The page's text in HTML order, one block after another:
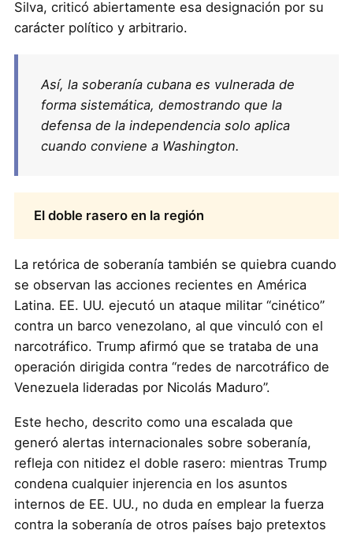
Silva, criticó abiertamente esa designación por su
carácter político y arbitrario.
Así, la soberanía cubana es vulnerada de
forma sistemática, demostrando que la
defensa de la independencia solo aplica
cuando conviene a Washington.
El doble rasero en la región
La retórica de soberanía también se quiebra cuando
se observan las acciones recientes en América
Latina. EE. UU. ejecutó un ataque militar “cinético”
contra un barco venezolano, al que vinculó con el
narcotráfico. Trump afirmó que se trataba de una
operación dirigida contra “redes de narcotráfico de
Venezuela lideradas por Nicolás Maduro”.
Este hecho, descrito como una escalada que
generó alertas internacionales sobre soberanía,
refleja con nitidez el doble rasero: mientras Trump
condena cualquier injerencia en los asuntos
internos de EE. UU., no duda en emplear la fuerza
contra la soberanía de otros países bajo pretextos